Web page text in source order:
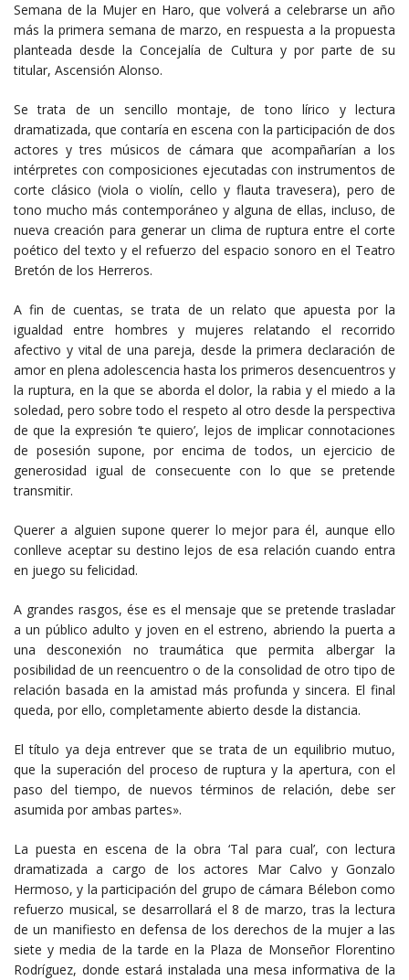
Semana de la Mujer en Haro, que volverá a celebrarse un año
más la primera semana de marzo, en respuesta a la propuesta
planteada desde la Concejalía de Cultura y por parte de su
titular, Ascensión Alonso.
Se trata de un sencillo montaje, de tono lírico y lectura
dramatizada, que contaría en escena con la participación de dos
actores y tres músicos de cámara que acompañarían a los
intérpretes con composiciones ejecutadas con instrumentos de
corte clásico (viola o violín, cello y flauta travesera), pero de
tono mucho más contemporáneo y alguna de ellas, incluso, de
nueva creación para generar un clima de ruptura entre el corte
poético del texto y el refuerzo del espacio sonoro en el Teatro
Bretón de los Herreros.
A fin de cuentas, se trata de un relato que apuesta por la
igualdad entre hombres y mujeres relatando el recorrido
afectivo y vital de una pareja, desde la primera declaración de
amor en plena adolescencia hasta los primeros desencuentros y
la ruptura, en la que se aborda el dolor, la rabia y el miedo a la
soledad, pero sobre todo el respeto al otro desde la perspectiva
de que la expresión ‘te quiero’, lejos de implicar connotaciones
de posesión supone, por encima de todos, un ejercicio de
generosidad igual de consecuente con lo que se pretende
transmitir.
Querer a alguien supone querer lo mejor para él, aunque ello
conlleve aceptar su destino lejos de esa relación cuando entra
en juego su felicidad.
A grandes rasgos, ése es el mensaje que se pretende trasladar
a un público adulto y joven en el estreno, abriendo la puerta a
una desconexión no traumática que permita albergar la
posibilidad de un reencuentro o de la consolidad de otro tipo de
relación basada en la amistad más profunda y sincera. El final
queda, por ello, completamente abierto desde la distancia.
El título ya deja entrever que se trata de un equilibrio mutuo,
que la superación del proceso de ruptura y la apertura, con el
paso del tiempo, de nuevos términos de relación, debe ser
asumida por ambas partes».
La puesta en escena de la obra ‘Tal para cual’, con lectura
dramatizada a cargo de los actores Mar Calvo y Gonzalo
Hermoso, y la participación del grupo de cámara Bélebon como
refuerzo musical, se desarrollará el 8 de marzo, tras la lectura
de un manifiesto en defensa de los derechos de la mujer a las
siete y media de la tarde en la Plaza de Monseñor Florentino
Rodríguez, donde estará instalada una mesa informativa de la